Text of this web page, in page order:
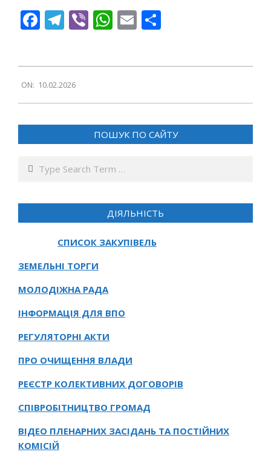
Facebook
Telegram
ViberWhatsApp
Email
02-
10
ON: 10.02.2026
ПОШУК ПО САЙТУ
Search
ДІЯЛЬНІСТЬ
СПИСОК ЗАКУПІВЕЛЬ
ЗЕМЕЛЬНІ ТОРГИ
МОЛОДІЖНА РАДА
ІНФОРМАЦІЯ ДЛЯ ВПО
РЕГУЛЯТОРНІ АКТИ
ПРО ОЧИЩЕННЯ ВЛАДИ
РЕЄСТР КОЛЕКТИВНИХ ДОГОВОРІВ
СПІВРОБІТНИЦТВО ГРОМАД
ВІДЕО ПЛЕНАРНИХ ЗАСІДАНЬ ТА ПОСТІЙНИХ
КОМІСІЙ